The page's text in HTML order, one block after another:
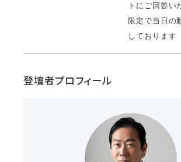
トにご回答い
限定で当日の
しております
登壇者プロフィール